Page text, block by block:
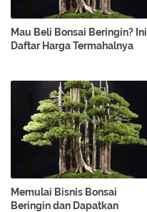
Mau Beli Bonsai Beringin? Ini
Daftar Harga Termahalnya
Memulai Bisnis Bonsai
Beringin dan Dapatkan